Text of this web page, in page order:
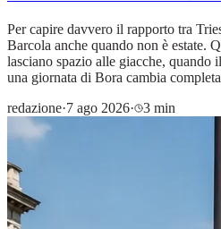
Per capire davvero il rapporto tra
Barcola anche quando non è estate.
lasciano spazio alle giacche, quando
una giornata di Bora cambia
redazione·7 ago 2026· 3 min